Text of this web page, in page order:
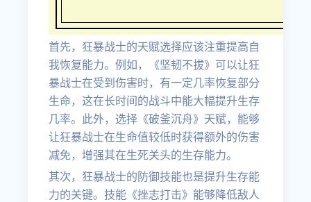
首先，狂暴战士的天赋选择应该注重提高自
我恢复能力。例如，《坚韧不拔》可以让狂
暴战士在受到伤害时，有一定几率恢复部分
生命，这在长时间的战斗中能大幅提升生存
几率。此外，选择《破釜沉舟》天赋，能够
让狂暴战士在生命值较低时获得额外的伤害
减免，增强其在生死关头的生存能力。
其次，狂暴战士的防御技能也是提升生存能
力的关键。技能《挫志打击》能够降低敌人